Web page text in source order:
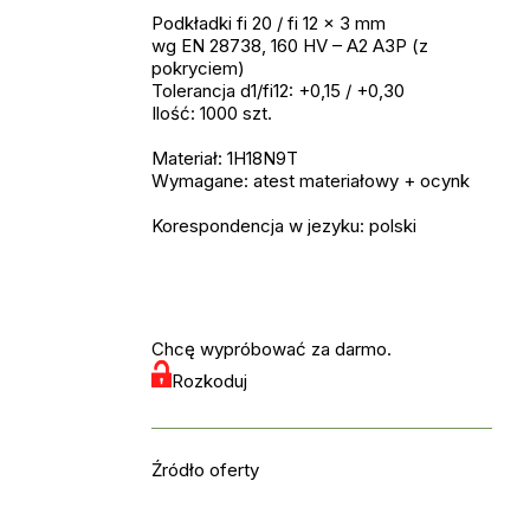
Podkładki fi 20 / fi 12 × 3 mm
wg EN 28738, 160 HV – A2 A3P (z
pokryciem)
Tolerancja d1/fi12: +0,15 / +0,30
Ilość: 1000 szt.
Materiał: 1H18N9T
Wymagane: atest materiałowy + ocynk
Korespondencja w jezyku: polski
Chcę wypróbować za darmo.
Rozkoduj
Źródło oferty